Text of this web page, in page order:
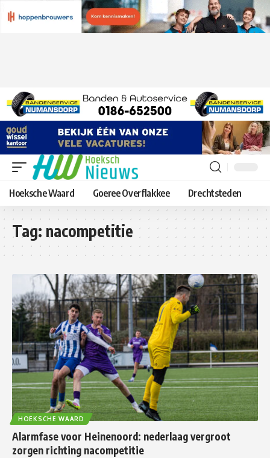
Hoeksche Waard Goeree Overflakkee Drechtsteden
Tag: nacompetitie
HOEKSCHE WAARD
Alarmfase voor Heinenoord: nederlaag vergroot
zorgen richting nacompetitie